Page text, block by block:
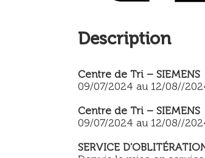
Description
Centre de Tri – SIEMENS
09/07/2024 au 12/08//
Centre de Tri –
09/07/2024 au 12/08//
SERVICE